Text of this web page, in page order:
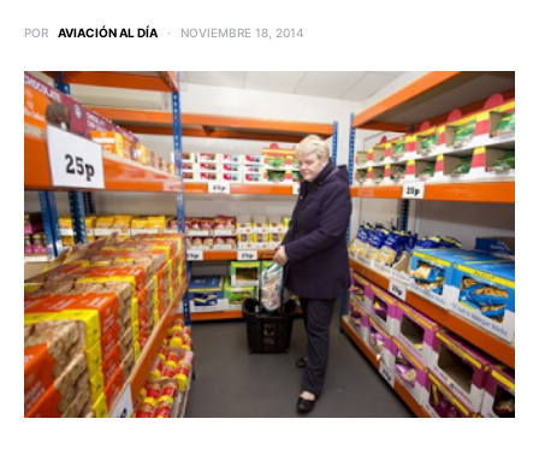
POR AVIACIÓN AL DÍA NOVIEMBRE 18, 2014